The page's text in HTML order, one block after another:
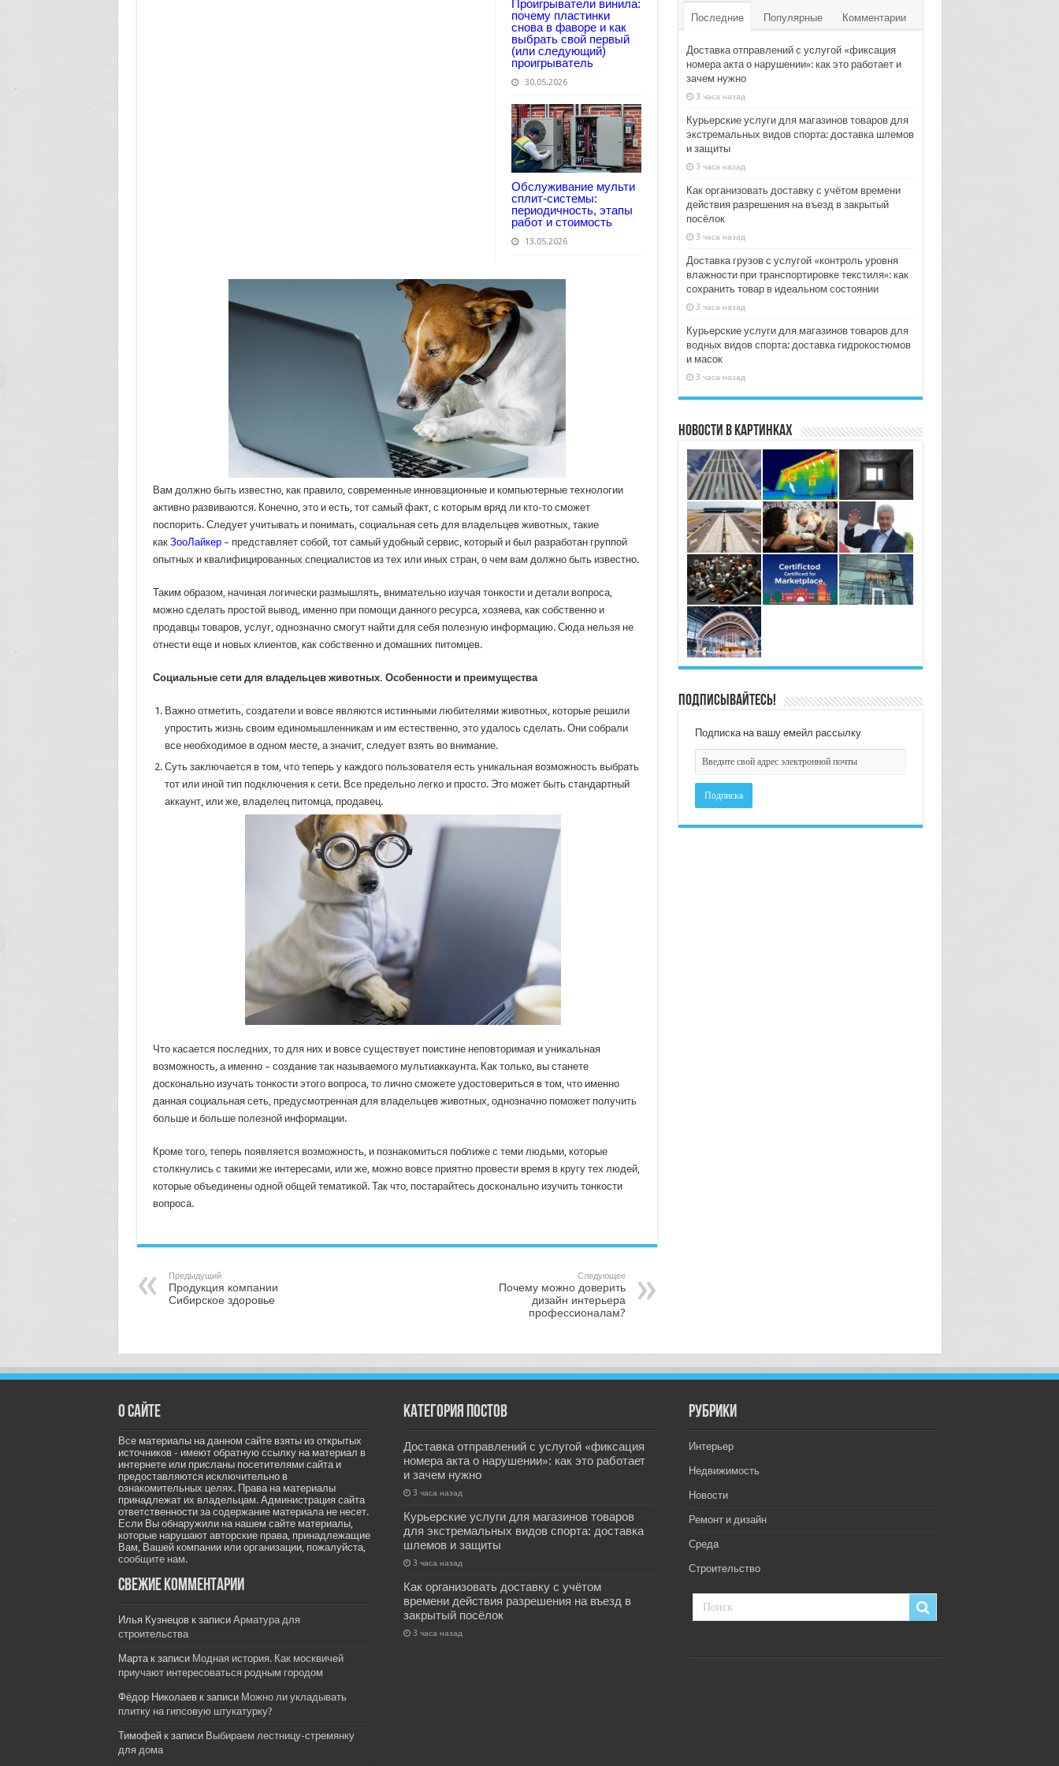
Проигрыватели винила:
почему пластинки
снова в фаворе и как
выбрать свой первый
(или следующий)
проигрыватель
30.05.2026
Обслуживание мульти
сплит-системы:
периодичность, этапы
работ и стоимость
13.05.2026
Вам должно быть известно, как правило, современные инновационные и компьютерные технологии
активно развиваются. Конечно, это и есть, тот самый факт, с которым вряд ли кто-то сможет
поспорить. Следует учитывать и понимать, социальная сеть для владельцев животных, такие
как ЗооЛайкер– представляет собой, тот самый удобный сервис, который и был разработан группой
опытных и квалифицированных специалистов из тех или иных стран, о чем вам должно быть известно.
Таким образом, начиная логически размышлять, внимательно изучая тонкости и детали вопроса,
можно сделать простой вывод, именно при помощи данного ресурса, хозяева, как собственно и
продавцы товаров, услуг, однозначно смогут найти для себя полезную информацию. Сюда нельзя не
отнести еще и новых клиентов, как собственно и домашних питомцев.
Социальные сети для владельцев животных. Особенности и преимущества
Важно отметить, создатели и вовсе являются истинными любителями животных, которые решили
упростить жизнь своим единомышленникам и им естественно, это удалось сделать. Они собрали
все необходимое в одном месте, а значит, следует взять во внимание.
Суть заключается в том, что теперь у каждого пользователя есть уникальная возможность выбрать
тот или иной тип подключения к сети. Все предельно легко и просто. Это может быть стандартный
аккаунт, или же, владелец питомца, продавец.
Что касается последних, то для них и вовсе существует поистине неповторимая и уникальная
возможность, а именно – создание так называемого мультиаккаунта. Как только, вы станете
досконально изучать тонкости этого вопроса, то лично сможете удостовериться в том, что именно
данная социальная сеть, предусмотренная для владельцев животных, однозначно поможет получить
больше и больше полезной информации.
Кроме того, теперь появляется возможность, и познакомиться поближе с теми людьми, которые
столкнулись с такими же интересами, или же, можно вовсе приятно провести время в кругу тех людей,
которые объединены одной общей тематикой. Так что, постарайтесь досконально изучить тонкости
вопроса.
Предыдущий
Продукция компании
Сибирское здоровье
Следующее
Почему можно доверить
дизайн интерьера
профессионалам?
Последние Популярные Комментарии
Доставка отправлений с услугой «фиксация
номера акта о нарушении»: как это работает и
зачем нужно
3 часа назад
Курьерские услуги для магазинов товаров для
экстремальных видов спорта: доставка шлемов
и защиты
3 часа назад
Как организовать доставку с учётом времени
действия разрешения на въезд в закрытый
посёлок
3 часа назад
Доставка грузов с услугой «контроль уровня
влажности при транспортировке текстиля»: как
сохранить товар в идеальном состоянии
3 часа назад
Курьерские услуги для магазинов товаров для
водных видов спорта: доставка гидрокостюмов
и масок
3 часа назад
Новости в картинках
Подписывайтесь!
Подписка на вашу емейл рассылку
О сайте
Все материалы на данном сайте взяты из открытых
источников - имеют обратную ссылку на материал в
интернете или присланы посетителями сайта и
предоставляются исключительно в
ознакомительных целях. Права на материалы
принадлежат их владельцам. Администрация сайта
ответственности за содержание материала не несет.
Если Вы обнаружили на нашем сайте материалы,
которые нарушают авторские права, принадлежащие
Вам, Вашей компании или организации, пожалуйста,
сообщите нам.
Свежие комментарии
Илья Кузнецовк записи Арматура для
строительства
Мартак записи Модная история. Как москвичей
приучают интересоваться родным городом
Фёдор Николаевк записи Можно ли укладывать
плитку на гипсовую штукатурку?
Тимофейк записи Выбираем лестницу-стремянку
для дома
Категория постов
Доставка отправлений с услугой «фиксация
номера акта о нарушении»: как это работает
и зачем нужно
3 часа назад
Курьерские услуги для магазинов товаров
для экстремальных видов спорта: доставка
шлемов и защиты
3 часа назад
Как организовать доставку с учётом
времени действия разрешения на въезд в
закрытый посёлок
3 часа назад
РУбрики
Интерьер
Недвижимость
Новости
Ремонт и дизайн
Среда
Строительство